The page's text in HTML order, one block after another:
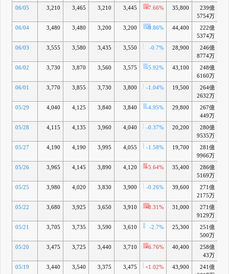
06/05 3,210 3,465 3,210 3,445 +7.66% 35,800
239億
5754万
06/04 3,480 3,480 3,200 3,200 -9.86% 44,400
222億
5374万
06/03 3,555 3,580 3,435 3,550 -0.7% 28,900
246億
8774万
06/02 3,730 3,870 3,560 3,575 -5.92% 43,100
248億
6160万
06/01 3,770 3,855 3,730 3,800 -1.04% 19,500
264億
2632万
05/29 4,040 4,125 3,840 3,840 -4.95% 29,800
267億
449万
05/28
4,115 4,135 3,960 4,040 -0.37% 20,200
280億
9535万
05/27 4,190 4,190 3,995 4,055 -1.58% 19,700
281億
9966万
05/26 3,965 4,145 3,890 4,120 +5.64% 35,400
286億
5169万
05/25 3,980 4,020 3,830 3,900 -0.26% 39,600
271億
2175万
05/22 3,680 3,925 3,650 3,910 +8.31% 31,000
271億
9129万
05/21 3,705 3,735 3,590 3,610 -2.7% 25,300
251億
500万
05/20 3,475 3,725 3,440 3,710 +6.76% 40,400
258億
43万
05/19 3,440 3,540 3,375 3,475 +1.02% 43,900
241億